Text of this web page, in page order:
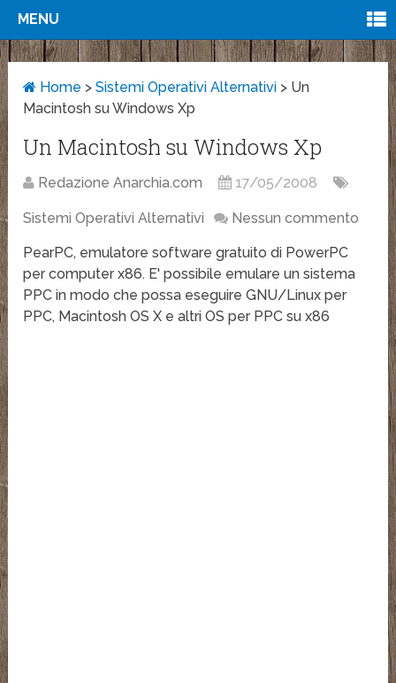
MENU
Home >Sistemi Operativi Alternativi > Un
Macintosh su Windows Xp
Un Macintosh su Windows Xp
Redazione Anarchia.com 17/05/2008
Sistemi Operativi Alternativi Nessun commento
PearPC, emulatore software gratuito di PowerPC
per computer x86. E' possibile emulare un sistema
PPC in modo che possa eseguire GNU/Linux per
PPC, Macintosh OS X e altri OS per PPC su x86